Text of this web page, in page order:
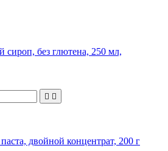
сироп, без глютена, 250 мл,
 
двойной концентрат, 200 г